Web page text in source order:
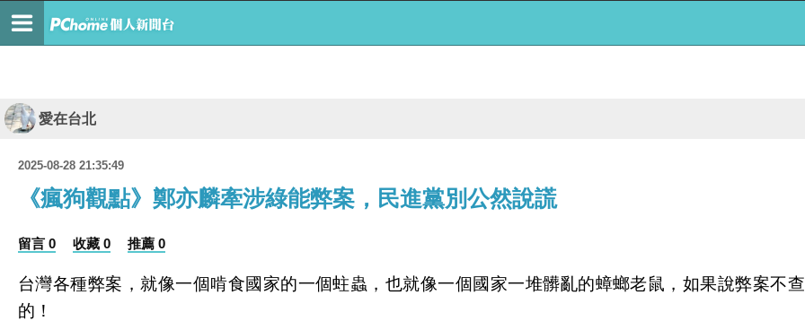
愛在台北
2025-08-28 21:35:49
《瘋狗觀點》鄭亦麟牽涉綠能弊案，民進黨別公然說謊
留言 0 收藏 0 推薦 0
台灣各種弊案，就像一個啃食國家的一個蛀蟲，也就像一個國家一堆髒亂的蟑螂老鼠，如果說弊案不
的！